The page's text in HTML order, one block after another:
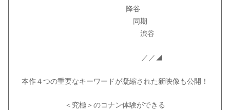
降谷
同期
渋谷
／／◢
本作４つの重要なキーワードが凝縮された新映像も公開！
＜究極＞のコナン体験ができる